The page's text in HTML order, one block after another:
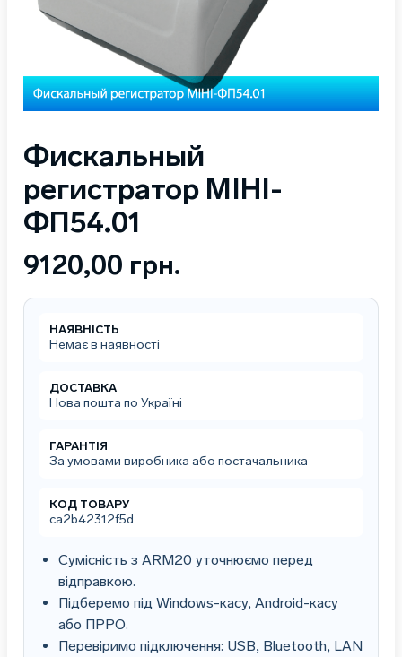
Фискальный
регистратор МІНІ-
ФП54.01
9120,00 грн.
НАЯВНІСТЬ
Немає в наявності
ДОСТАВКА
Нова пошта по Україні
ГАРАНТІЯ
За умовами виробника або постачальника
КОД ТОВАРУ
ca2b42312f5d
Сумісність з ARM20 уточнюємо перед
відправкою.
Підберемо під Windows-касу, Android-касу
або ПРРО.
Перевіримо підключення: USB, Bluetooth, LAN